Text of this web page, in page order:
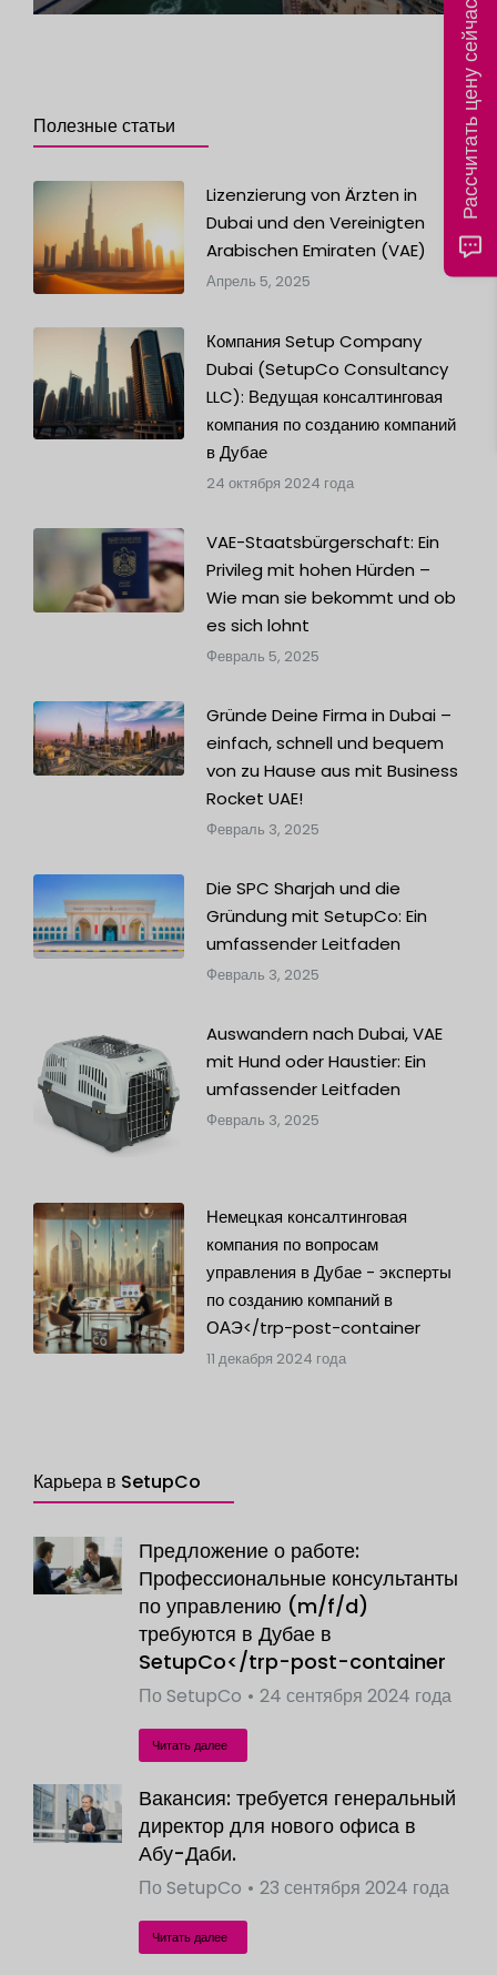
Полезные статьи
Lizenzierung von Ärzten in
Dubai und den Vereinigten
Arabischen Emiraten (VAE)
Апрель 5, 2025
Компания Setup Company
Dubai (SetupCo Consultancy
LLC): Ведущая консалтинговая
компания по созданию компаний
в Дубае
24 октября 2024 года
VAE-Staatsbürgerschaft: Ein
Privileg mit hohen Hürden –
Wie man sie bekommt und ob
es sich lohnt
Февраль 5, 2025
Gründe Deine Firma in Dubai –
einfach, schnell und bequem
von zu Hause aus mit Business
Rocket UAE!
Февраль 3, 2025
Die SPC Sharjah und die
Gründung mit SetupCo: Ein
umfassender Leitfaden
Февраль 3, 2025
Auswandern nach Dubai, VAE
mit Hund oder Haustier: Ein
umfassender Leitfaden
Февраль 3, 2025
Немецкая консалтинговая
компания по вопросам
управления в Дубае - эксперты
по созданию компаний в
ОАЭ</trp-post-container
11 декабря 2024 года
Карьера в SetupCo
Предложение о работе:
Профессиональные консультанты
по управлению (m/f/d)
требуются в Дубае в
SetupCo</trp-post-container
По SetupCo 24 сентября 2024 года
Читать далее
Вакансия: требуется генеральный
директор для нового офиса в
Абу-Даби.
По SetupCo 23 сентября 2024 года
Читать далее
Рассчитать цену сейчас